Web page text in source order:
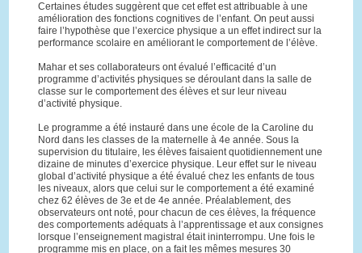
Certaines études suggèrent que cet effet est attribuable à une
amélioration des fonctions cognitives de l’enfant. On peut aussi
faire l’hypothèse que l’exercice physique a un effet indirect sur la
performance scolaire en améliorant le comportement de l’élève.
Mahar et ses collaborateurs ont évalué l’efficacité d’un
programme d’activités physiques se déroulant dans la salle de
classe sur le comportement des élèves et sur leur niveau
d’activité physique.
Le programme a été instauré dans une école de la Caroline du
Nord dans les classes de la maternelle à 4e année. Sous la
supervision du titulaire, les élèves faisaient quotidiennement une
dizaine de minutes d’exercice physique. Leur effet sur le niveau
global d’activité physique a été évalué chez les enfants de tous
les niveaux, alors que celui sur le comportement a été examiné
chez 62 élèves de 3e et de 4e année. Préalablement, des
observateurs ont noté, pour chacun de ces élèves, la fréquence
des comportements adéquats à l’apprentissage et aux consignes
lorsque l’enseignement magistral était ininterrompu. Une fois le
programme mis en place, on a fait les mêmes mesures 30